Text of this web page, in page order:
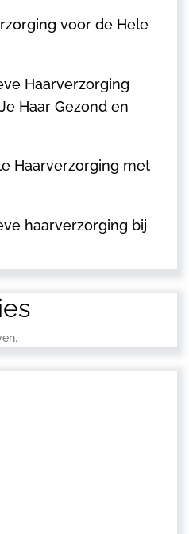
voor de Hele
Haarverzorging
Haar Gezond en
Haarverzorging met
haarverzorging bij